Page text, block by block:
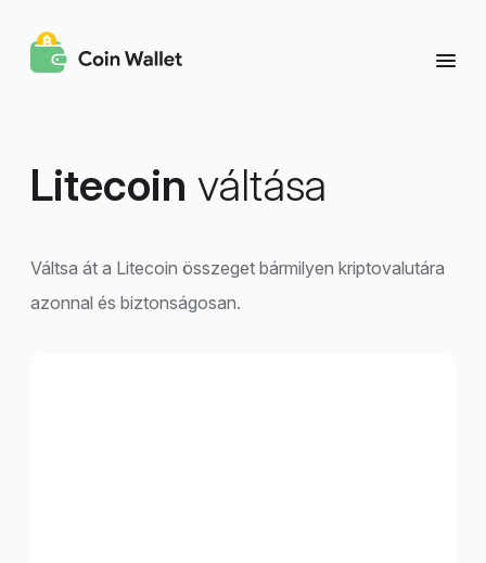
Litecoin váltása
Váltsa át a Litecoin összeget bármilyen kriptovalutára
azonnal és biztonságosan.